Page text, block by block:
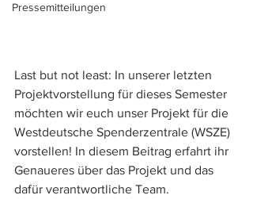
Pressemitteilungen
Last but not least: In unserer letzten
Projektvorstellung für dieses Semester
möchten wir euch unser Projekt für die
Westdeutsche Spenderzentrale (WSZE)
vorstellen! In diesem Beitrag erfahrt ihr
Genaueres über das Projekt und das
dafür verantwortliche Team.